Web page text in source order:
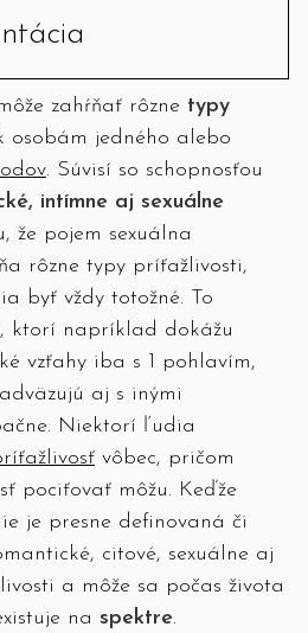
zahŕňať rôzne typy
osobám jedného alebo
. Súvisí so schopnosťou
intímne aj sexuálne
že pojem sexuálna
rôzne typy príťažlivosti,
byť vždy totožné. To
ktorí napríklad dokážu
vzťahy iba s 1 pohlavím,
aj s inými
Niektorí ľudia
vôbec, pričom
pociťovať môžu. Keďže
je presne definovaná či
citové, sexuálne aj
a môže sa počas života
na spektre.